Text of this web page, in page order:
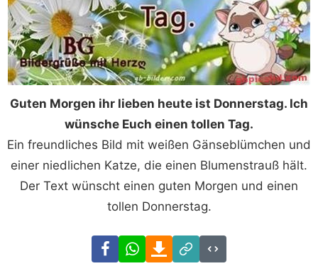
Guten Morgen ihr lieben heute ist Donnerstag. Ich
wünsche Euch einen tollen Tag.
Ein freundliches Bild mit weißen Gänseblümchen und
einer niedlichen Katze, die einen Blumenstrauß hält.
Der Text wünscht einen guten Morgen und einen
tollen Donnerstag.
FacebookWhatsAppDownload
Link
Code